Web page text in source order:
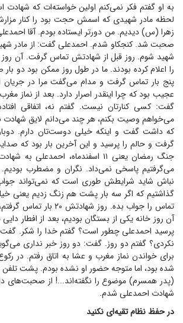
به او گفتم فکر نمی‌کنم اولین خواسته‌ات که
زهرا (س) دیدیم. من دورتر ایستاده بودم. آقا
صحبت شد. کنجکاو شدم. احمد‌علی گفت: از مادر
شهید شوم. روز قبل از شهادتش تماس گرفت. آن
را اعلام کرده بودند. ما در طول روز ممکن بود دو
پنج بار تماس گرفت و مدام می‌گفت مرا در جریان
عجیب بود که چرا اینقدر اصرار دارد. بعد از نماز
گفت: کسی کنارتان نیست. گفتم نه، اتفاقی
می‌خواهم وصیت بکنم، هر چند می‌دانم لایق شهادت
که داشت گفت و اینکه خیلی دوست‌تان دارم.
گرفت و حالم را پرسید و این آخرین بار بود که
جنگ رمضان یعنی ۱۱ اسفندماه،
می‌گرفتیم پاسخی نمی‌داد. نگران و مضطرب
نباش شاید شرایطش طوری است که نمی‌تواند
گذاشتیم که اگر سه بار پشت هم زنگ زدیم یعنی
تماس را جواب بده. روز
آن روز خانه یکی از بستگان بودیم، بعد از افطار
پرسید احمد‌علی چطور است؟ گفتم خدا را شکر.
نکردی؟ گفتم دو روز. گفت: دو روز خبر نداری
برای خواندن نماز مغرب و عشا به اتاق رفتم. در رکوع
شده بود، اما متوجه حضور او نشده بودم. پشت
(پدر همسرم) موضوع را نگفته‌اند...! از صحبت‌های
شهادت احمدعلی شدم.
در حفظ نظام تقیه‌ای نکنید